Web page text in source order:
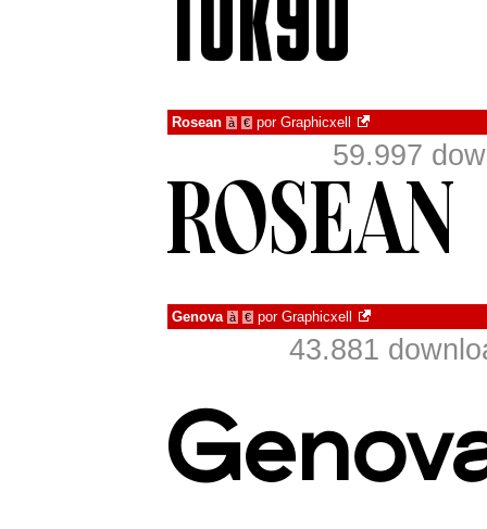
Rosean à € por Graphicxell
59.997
Genova à € por Graphicxell
43.881